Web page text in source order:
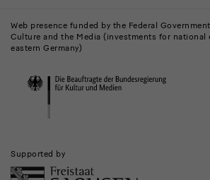
Museums
and
Institutions
Web presence funded by the Federal
Culture and the Media (investments for
eastern Germany)
Supported by